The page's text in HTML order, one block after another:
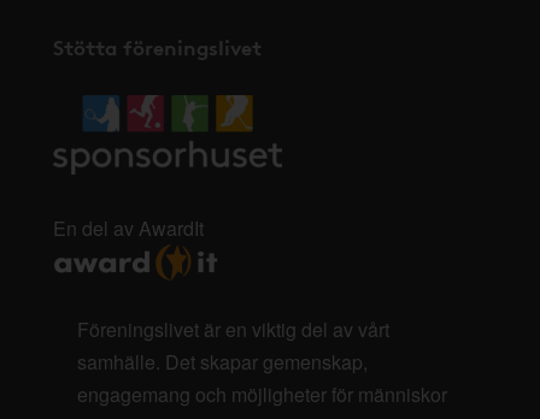
Stötta föreningslivet
En del av AwardIt
Föreningslivet är en viktig del av vårt
samhälle. Det skapar gemenskap,
engagemang och möjligheter för människor